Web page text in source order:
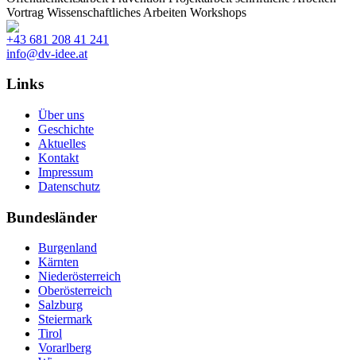
Vortrag Wissenschaftliches Arbeiten Workshops
+43 681 208 41 241
info@dv-idee.at
Links
Über uns
Geschichte
Aktuelles
Kontakt
Impressum
Datenschutz
Bundesländer
Burgenland
Kärnten
Niederösterreich
Oberösterreich
Salzburg
Steiermark
Tirol
Vorarlberg